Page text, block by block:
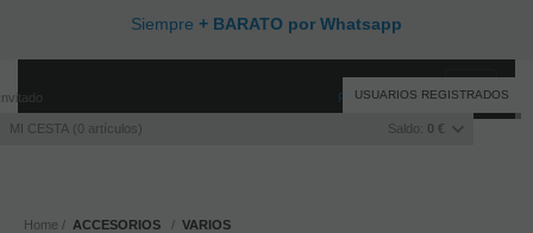
Siempre + BARATO por Whatsapp
Registro/Iniciar sesión
MI CESTA 0 artículos Saldo: 0 €
USUARIOS REGISTRADOS
Toggle
Home ACCESORIOS VARIOS